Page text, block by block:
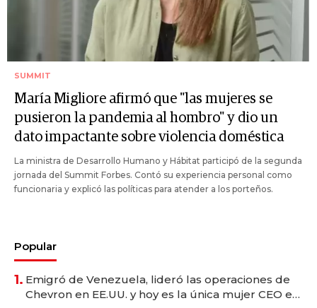
SUMMIT
María Migliore afirmó que "las mujeres se
pusieron la pandemia al hombro" y dio un
dato impactante sobre violencia doméstica
La ministra de Desarrollo Humano y Hábitat participó de la segunda
jornada del Summit Forbes. Contó su experiencia personal como
funcionaria y explicó las políticas para atender a los porteños.
Popular
1. Emigró de Venezuela, lideró las operaciones de
Chevron en EE.UU. y hoy es la única mujer CEO en